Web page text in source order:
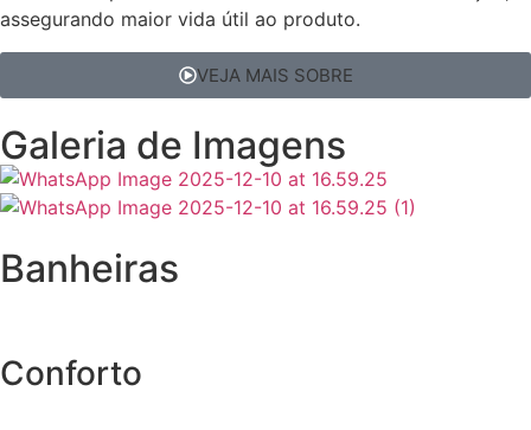
assegurando maior vida útil ao produto.
VEJA MAIS SOBRE
Galeria de Imagens
Banheiras
Conforto